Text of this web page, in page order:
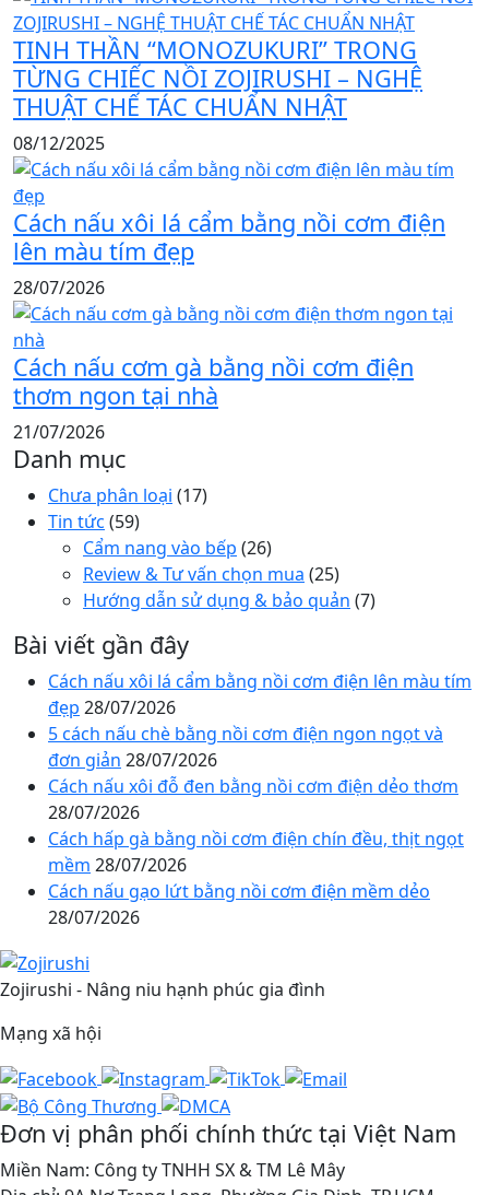
TINH THẦN “MONOZUKURI” TRONG
TỪNG CHIẾC NỒI ZOJIRUSHI – NGHỆ
THUẬT CHẾ TÁC CHUẨN NHẬT
08/12/2025
Cách nấu xôi lá cẩm bằng nồi cơm điện
lên màu tím đẹp
28/07/2026
Cách nấu cơm gà bằng nồi cơm điện
thơm ngon tại nhà
21/07/2026
Danh mục
Chưa phân loại (17)
Tin tức (59)
Cẩm nang vào bếp (26)
Review & Tư vấn chọn mua (25)
Hướng dẫn sử dụng & bảo quản (7)
Bài viết gần đây
Cách nấu xôi lá cẩm bằng nồi cơm điện lên màu tím
đẹp 28/07/2026
5 cách nấu chè bằng nồi cơm điện ngon ngọt và
đơn giản 28/07/2026
Cách nấu xôi đỗ đen bằng nồi cơm điện dẻo thơm
28/07/2026
Cách hấp gà bằng nồi cơm điện chín đều, thịt ngọt
mềm 28/07/2026
Cách nấu gạo lứt bằng nồi cơm điện mềm dẻo
28/07/2026
Zojirushi - Nâng niu hạnh phúc gia đình
Mạng xã hội
Đơn vị phân phối chính thức tại Việt Nam
Miền Nam: Công ty TNHH SX & TM Lê Mây